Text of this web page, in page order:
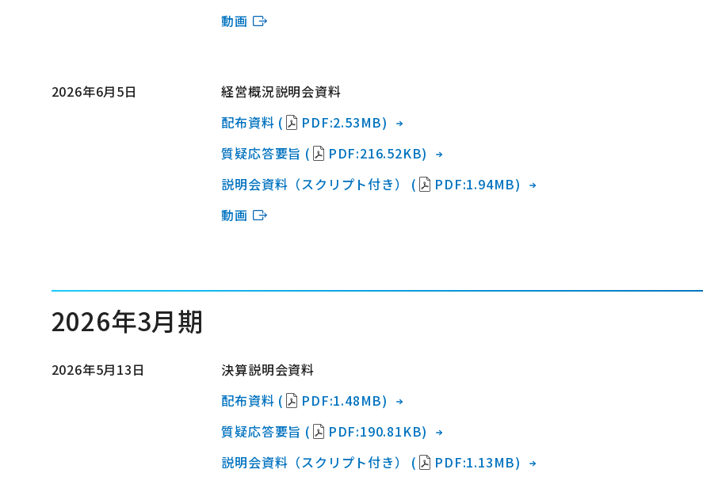
動画
2026年6月5日
経営概況説明会資料
配布資料 (
PDF:2.53MB)
質疑応答要旨 (
PDF:216.52KB)
説明会資料（スクリプト付き） (
PDF:1.94MB)
動画
2026年3月期
2026年5月13日
決算説明会資料
配布資料 (
PDF:1.48MB)
質疑応答要旨 (
PDF:190.81KB)
説明会資料（スクリプト付き） (
PDF:1.13MB)